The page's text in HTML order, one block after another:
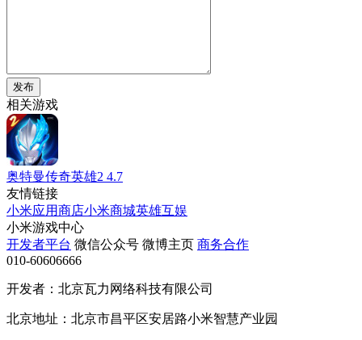
发布
相关游戏
奥特曼传奇英雄2 4.7
友情链接
小米应用商店小米商城英雄互娱
小米游戏中心
开发者平台 微信公众号 微博主页 商务合作
010-60606666
开发者：北京瓦力网络科技有限公司
北京地址：北京市昌平区安居路小米智慧产业园